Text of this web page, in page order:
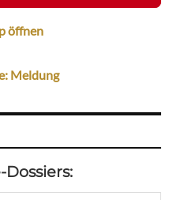
öffnen
Meldung